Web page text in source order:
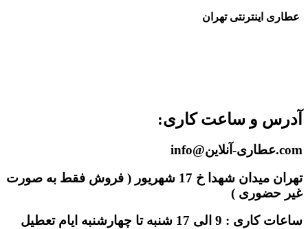
عطاری اینترنتی تهران
آدرس و ساعت کاری:
com.عطاری-آنلاین@info
تهران میدان شهدا خ 17 شهریور ( فروش فقط به صورت
غیر حضوری )
ساعات کاری : 9 الی 17 شنبه تا چهارشنبه ایام تعطیل